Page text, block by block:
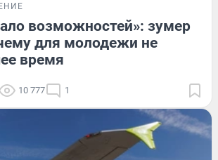
возможностей»: зумер
для молодежи не
время
10 777 1